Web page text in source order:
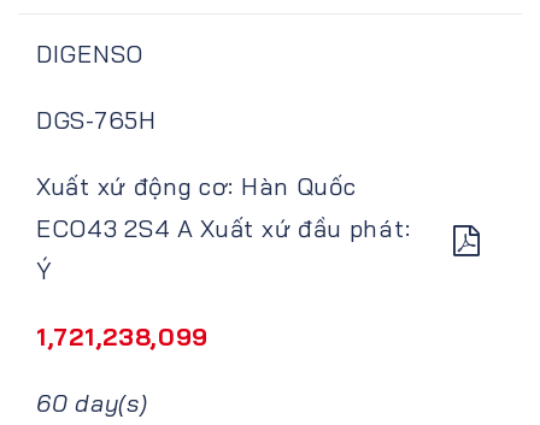
DIGENSO
DGS-765H
Xuất xứ động cơ: Hàn Quốc
ECO43 2S4 A Xuất xứ đầu phát:
Ý
1,721,238,099
60 day(s)